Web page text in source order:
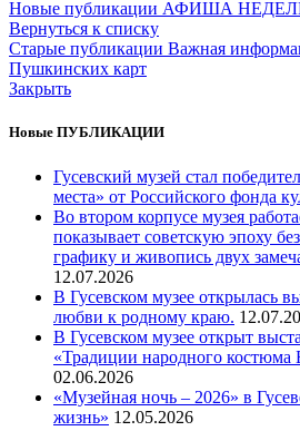
Новые публикации АФИША НЕДЕЛИ
Вернуться к списку
Старые публикации Важная
Пушкинских карт
Закрыть
Новые ПУБЛИКАЦИИ
Гусевский музей стал
места» от Российского фонда
Во втором корпусе музея
показывает советскую эпоху
графику и живопись двух
12.07.2026
В Гусевском музее открылась
любви к родному краю.
В Гусевском музее открыт
«Традиции народного костюма
02.06.2026
«Музейная ночь – 2026» в
жизнь» 12.05.2026